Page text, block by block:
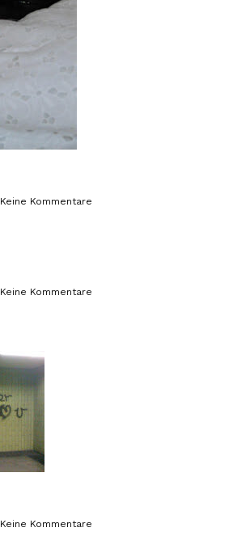
Keine Kommentare
Keine Kommentare
Keine Kommentare